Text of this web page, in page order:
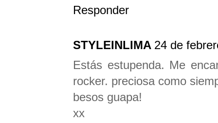
Responder
STYLEINLIMA 24 de
Estás estupenda. Me
rocker. preciosa como
besos guapa!
xx